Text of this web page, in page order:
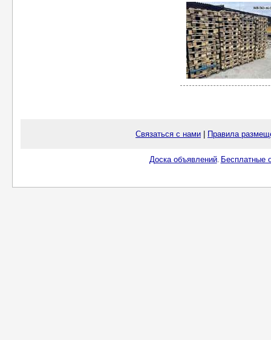
Связаться с нами Правила
Доска объявлений. Бесплатные